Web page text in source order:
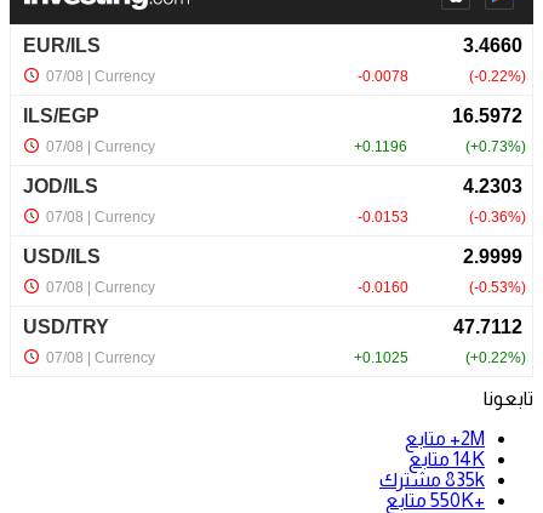
تابعونا
2M+
متابع
14K متابع
835k مشترك
+550K
متابع